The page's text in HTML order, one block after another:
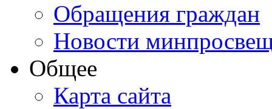
Обращения граждан
Новости
Общее
Карта сайта